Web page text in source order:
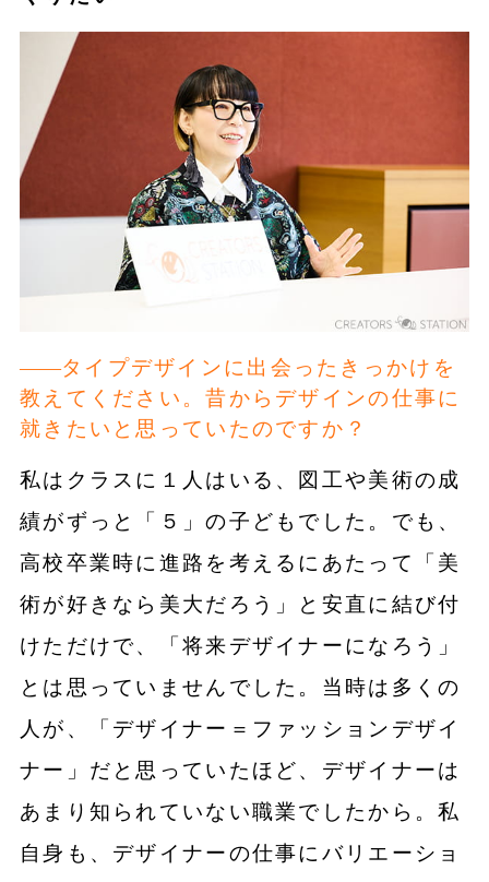
タイプデザインに出会ったきっかけを
教えてください。昔からデザインの仕事に
就きたいと思っていたのですか？
私はクラスに１人はいる、図工や美術の成
績がずっと「５」の子どもでした。でも、
高校卒業時に進路を考えるにあたって「美
術が好きなら美大だろう」と安直に結び付
けただけで、「将来デザイナーになろう」
とは思っていませんでした。当時は多くの
人が、「デザイナー＝ファッションデザイ
ナー」だと思っていたほど、デザイナーは
あまり知られていない職業でしたから。私
自身も、デザイナーの仕事にバリエーショ